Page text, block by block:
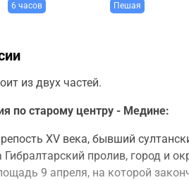
6 часов Пешая
из двух частей.
по старому центру - Медине:
XV века, бывший
пролив, город и
9 апреля, на которой